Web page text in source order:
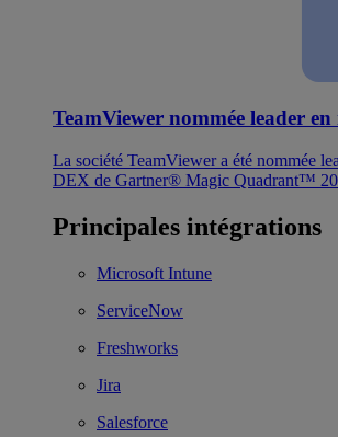
TeamViewer nommée leader
La société TeamViewer a été nommée
DEX de Gartner® Magic Quadrant™
Principales intégrations
Microsoft Intune
ServiceNow
Freshworks
Jira
Salesforce